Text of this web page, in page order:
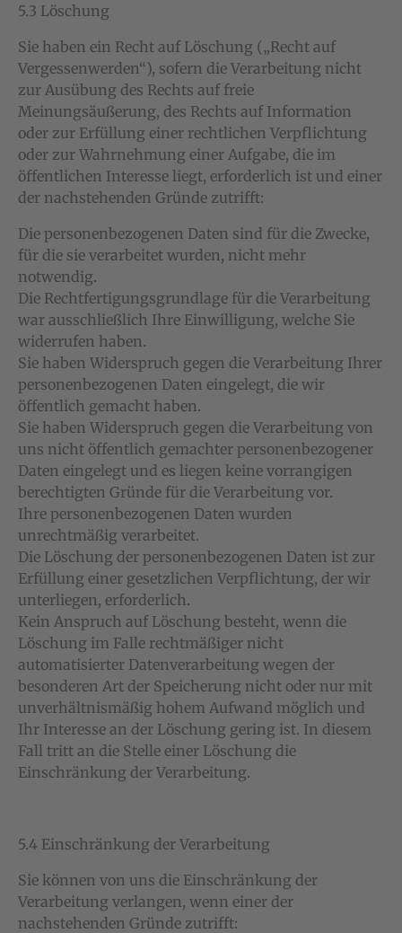
5.3 Löschung
Sie haben ein Recht auf Löschung („Recht auf
Vergessenwerden“), sofern die Verarbeitung nicht
zur Ausübung des Rechts auf freie
Meinungsäußerung, des Rechts auf Information
oder zur Erfüllung einer rechtlichen Verpflichtung
oder zur Wahrnehmung einer Aufgabe, die im
öffentlichen Interesse liegt, erforderlich ist und einer
der nachstehenden Gründe zutrifft:
Die personenbezogenen Daten sind für die Zwecke,
für die sie verarbeitet wurden, nicht mehr
notwendig.
Die Rechtfertigungsgrundlage für die Verarbeitung
war ausschließlich Ihre Einwilligung, welche Sie
widerrufen haben.
Sie haben Widerspruch gegen die Verarbeitung Ihrer
personenbezogenen Daten eingelegt, die wir
öffentlich gemacht haben.
Sie haben Widerspruch gegen die Verarbeitung von
uns nicht öffentlich gemachter personenbezogener
Daten eingelegt und es liegen keine vorrangigen
berechtigten Gründe für die Verarbeitung vor.
Ihre personenbezogenen Daten wurden
unrechtmäßig verarbeitet.
Die Löschung der personenbezogenen Daten ist zur
Erfüllung einer gesetzlichen Verpflichtung, der wir
unterliegen, erforderlich.
Kein Anspruch auf Löschung besteht, wenn die
Löschung im Falle rechtmäßiger nicht
automatisierter Datenverarbeitung wegen der
besonderen Art der Speicherung nicht oder nur mit
unverhältnismäßig hohem Aufwand möglich und
Ihr Interesse an der Löschung gering ist. In diesem
Fall tritt an die Stelle einer Löschung die
Einschränkung der Verarbeitung.
5.4 Einschränkung der Verarbeitung
Sie können von uns die Einschränkung der
Verarbeitung verlangen, wenn einer der
nachstehenden Gründe zutrifft: